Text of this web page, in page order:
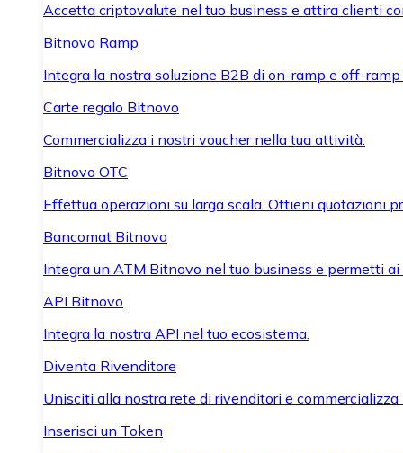
Accetta criptovalute nel tuo business e attira clienti
Bitnovo Ramp
Integra la nostra soluzione B2B di on-ramp e off-
Carte regalo Bitnovo
Commercializza i nostri voucher nella tua attività.
Bitnovo OTC
Effettua operazioni su larga scala. Ottieni quotazioni
Bancomat Bitnovo
Integra un ATM Bitnovo nel tuo business e permetti
API Bitnovo
Integra la nostra API nel tuo ecosistema.
Diventa Rivenditore
Unisciti alla nostra rete di rivenditori e
Inserisci un Token